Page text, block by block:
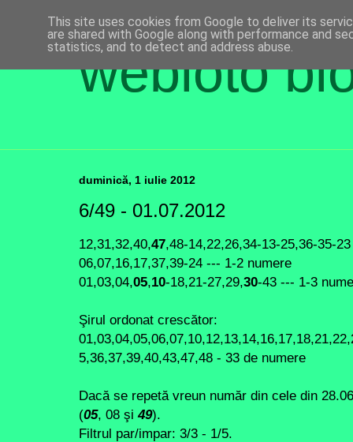
webloto
duminică, 1 iulie 2012
6/49 - 01.07.2012
12,31,32,40,47,48-14,22,26,34-13-25,36-35-
06,07,16,17,37,39-24 --- 1-2 numere
01,03,04,05,10-18,21-27,29,30-43 --- 1-3
Şirul ordonat crescător:
5,36,37,39,40,43,47,48 - 33 de numere
Dacă se repetă vreun număr din cele din
(05, 08 şi49).
Filtrul par/impar: 3/3 - 1/5.
This site uses cookies from Google to deliver its
are shared with Google along with performance and
statistics, and to detect and address abuse.